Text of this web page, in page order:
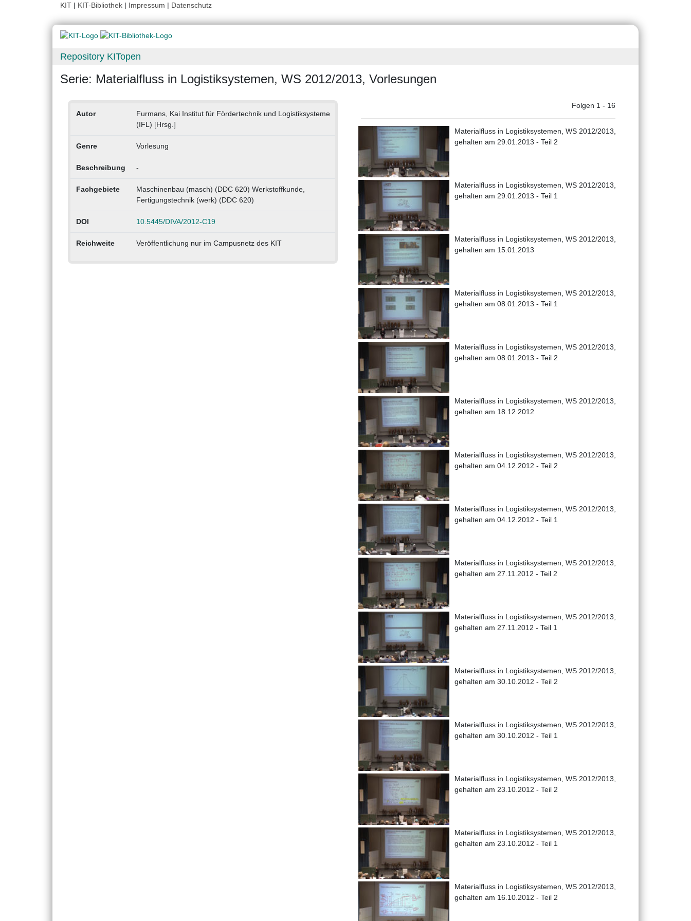
KIT | KIT-Bibliothek | Impressum | Datenschutz
Repository KITopen
Serie: Materialfluss in Logistiksystemen, WS 2012/2013, Vorlesungen
Autor
Furmans, Kai Institut für Fördertechnik und Logistiksysteme
(IFL) [Hrsg.]
Genre Vorlesung
Beschreibung -
Fachgebiete
Maschinenbau (masch) (DDC 620) Werkstoffkunde,
Fertigungstechnik (werk) (DDC 620)
DOI 10.5445/DIVA/2012-C19
Reichweite Veröffentlichung nur im Campusnetz des KIT
Folgen 1 - 16
Materialfluss in Logistiksystemen, WS 2012/2013,
gehalten am 29.01.2013 - Teil 2
Materialfluss in Logistiksystemen, WS 2012/2013,
gehalten am 29.01.2013 - Teil 1
Materialfluss in Logistiksystemen, WS 2012/2013,
gehalten am 15.01.2013
Materialfluss in Logistiksystemen, WS 2012/2013,
gehalten am 08.01.2013 - Teil 1
Materialfluss in Logistiksystemen, WS 2012/2013,
gehalten am 08.01.2013 - Teil 2
Materialfluss in Logistiksystemen, WS 2012/2013,
gehalten am 18.12.2012
Materialfluss in Logistiksystemen, WS 2012/2013,
gehalten am 04.12.2012 - Teil 2
Materialfluss in Logistiksystemen, WS 2012/2013,
gehalten am 04.12.2012 - Teil 1
Materialfluss in Logistiksystemen, WS 2012/2013,
gehalten am 27.11.2012 - Teil 2
Materialfluss in Logistiksystemen, WS 2012/2013,
gehalten am 27.11.2012 - Teil 1
Materialfluss in Logistiksystemen, WS 2012/2013,
gehalten am 30.10.2012 - Teil 2
Materialfluss in Logistiksystemen, WS 2012/2013,
gehalten am 30.10.2012 - Teil 1
Materialfluss in Logistiksystemen, WS 2012/2013,
gehalten am 23.10.2012 - Teil 2
Materialfluss in Logistiksystemen, WS 2012/2013,
gehalten am 23.10.2012 - Teil 1
Materialfluss in Logistiksystemen, WS 2012/2013,
gehalten am 16.10.2012 - Teil 2